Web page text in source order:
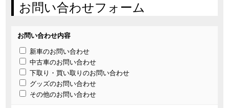
お問い合わせフォーム
お問い合わせ内容
新車のお問い合わせ
中古車のお問い合わせ
下取り・買い取りのお問い合わせ
グッズのお問い合わせ
その他のお問い合わせ